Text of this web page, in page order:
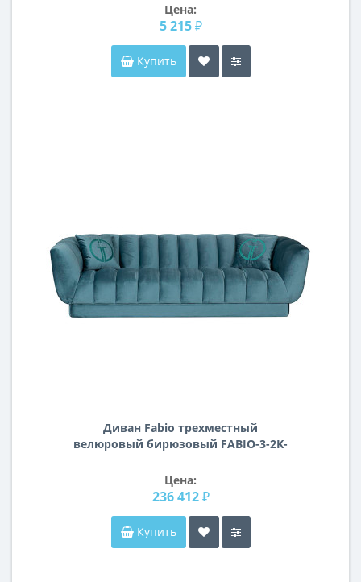
Цена:
5 215 ₽
Купить
Диван Fabio трехместный
велюровый бирюзовый FABIO-3-2K-
Цена:
236 412 ₽
Купить